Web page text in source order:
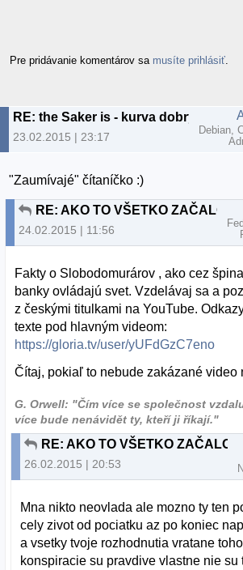
Pre pridávanie komentárov sa musíte prihlásiť
23.02.2015 | 23:17
Debian,
"Zaumívajé" čítaníčko :)
RE: AKO TO VŠETKO ZAČALO
24.02.2015 | 11:56
Fakty o Slobodomurárov , ako cez
banky ovládajú svet. Vzdelávaj sa a
z českými titulkami na YouTube.
texte pod hlavným videom:
https://gloria.tv/user/yUFdGzC7eno
Čítaj, pokiaľ to nebude zakázané video
G. Orwell: "Čím více se společnost
více bude nenávidět ty, kteří ji říkají."
RE: AKO TO VŠETKO ZAČALO
26.02.2015 | 20:53
Mna nikto neovlada ale mozno ty ten
cely zivot od pociatku az po koniec
a vsetky tvoje rozhodnutia vratane
konspiracie su pravdive vlastne nie su